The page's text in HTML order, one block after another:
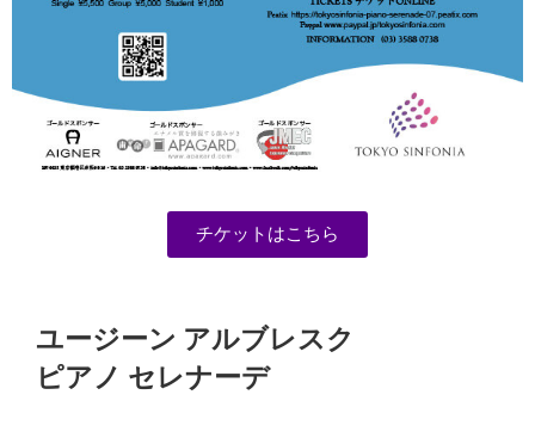
チケットはこちら
ユージーン アルブレスク
ピアノ セレナーデ